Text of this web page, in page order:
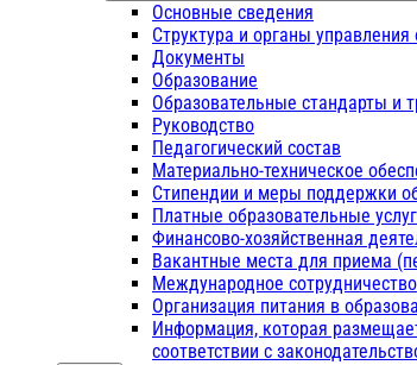
Основные сведения
Структура и органы
Документы
Образование
Образовательные стандарты и
Руководство
Педагогический состав
Материально-техническое
Стипендии и меры поддержки
Платные образовательные
Финансово-хозяйственная
Вакантные места для приема
Международное сотрудничество
Организация питания в
Информация, которая
соответствии с